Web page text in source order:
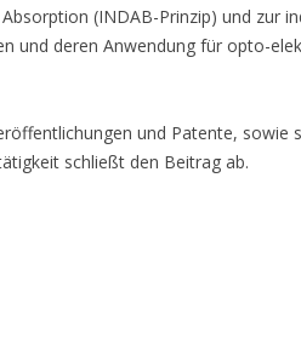
(INDAB-Prinzip) und zur
und deren Anwendung für opto-
und Patente, sowie
schließt den Beitrag ab.